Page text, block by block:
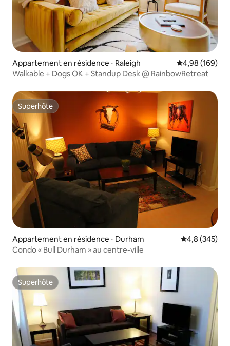
Appartement en résidence ⋅ Raleigh Évaluation
4,98 (169)
Walkable + Dogs OK + Standup Desk @ RainbowRetreat
Superhôte
Superhôte
Appartement en résidence ⋅ Durham Évaluation
4,8 (345)
Condo « Bull Durham » au centre-ville
Superhôte
Superhôte